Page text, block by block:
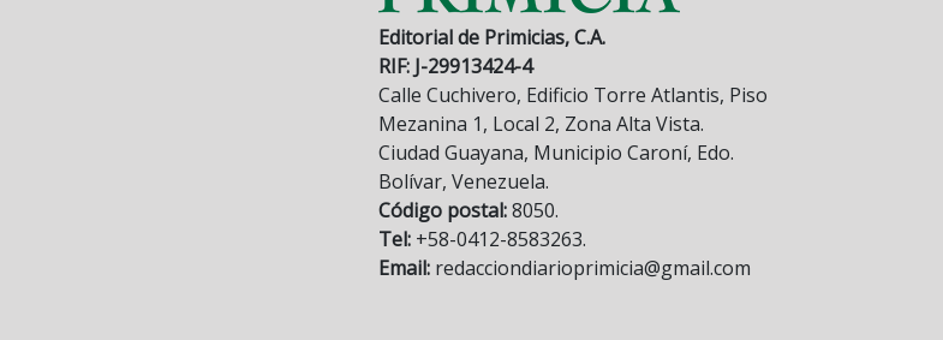
Editorial de Primicias, C.A.
RIF: J-29913424-4
Calle Cuchivero, Edificio Torre Atlantis, Piso
Mezanina 1, Local 2, Zona Alta Vista.
Ciudad Guayana, Municipio Caroní, Edo.
Bolívar, Venezuela.
Código postal:8050.
Tel: +58-0412-8583263.
Email: redacciondiarioprimicia@gmail.com